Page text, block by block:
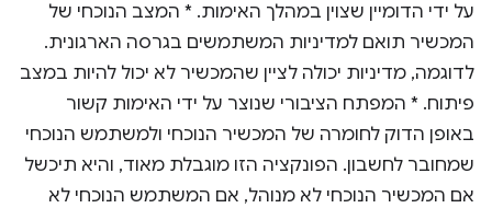
על ידי הדומיין שצוין במהלך האימות. * המצב הנוכחי של
המכשיר תואם למדיניות המשתמשים בגרסה הארגונית.
לדוגמה, מדיניות יכולה לציין שהמכשיר לא יכול להיות במצב
פיתוח. * המפתח הציבורי שנוצר על ידי האימות קשור
באופן הדוק לחומרה של המכשיר הנוכחי ולמשתמש הנוכחי
שמחובר לחשבון. הפונקציה הזו מוגבלת מאוד, והיא תיכשל
אם המכשיר הנוכחי לא מנוהל, אם המשתמש הנוכחי לא